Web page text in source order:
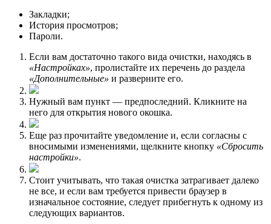
Закладки;
История просмотров;
Пароли.
Если вам достаточно такого вида очистки, находясь в
«Настройках», пролистайте их перечень до раздела
«Дополнительные» и разверните его.
Нужный вам пункт — предпоследний. Кликните на
него для открытия нового окошка.
Еще раз прочитайте уведомление и, если согласны с
вносимыми изменениями, щелкните кнопку «Сбросить
настройки».
Стоит учитывать, что такая очистка затрагивает далеко
не все, и если вам требуется привести браузер в
изначальное состояние, следует прибегнуть к одному из
следующих вариантов.